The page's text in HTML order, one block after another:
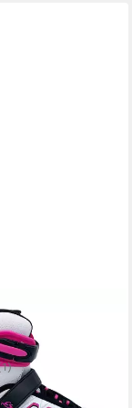
Coxy Ice
bei dir